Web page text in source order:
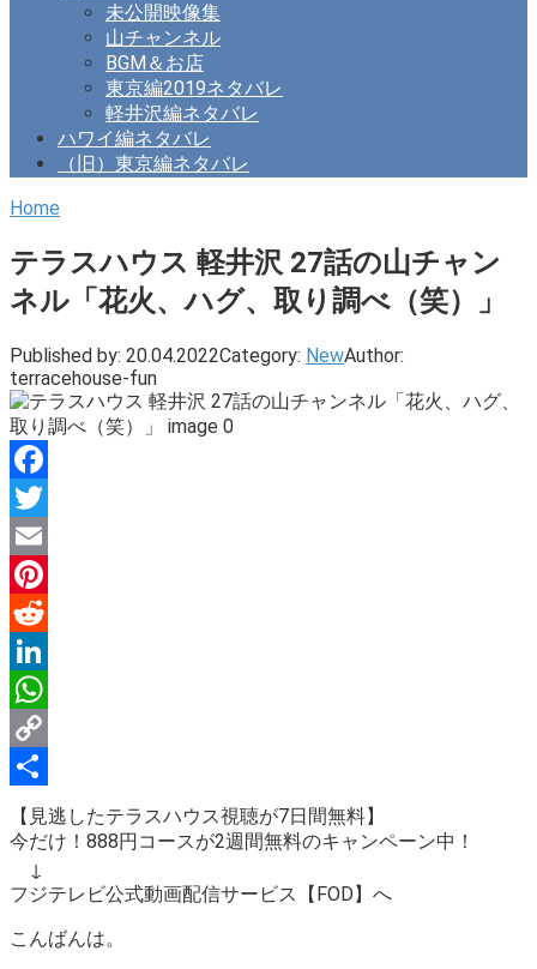
未公開映像集
山チャンネル
BGM＆お店
東京編2019ネタバレ
軽井沢編ネタバレ
ハワイ編ネタバレ
（旧）東京編ネタバレ
Home
テラスハウス 軽井沢 27話の山チャン
ネル「花火、ハグ、取り調べ（笑）」
Published by: 20.04.2022Category: NewAuthor:
terracehouse-fun
Facebook
Twitter
Email
Pinterest
Reddit
LinkedIn
WhatsApp
Copy
Link
Share
【見逃したテラスハウス視聴が7日間無料】
今だけ！888円コースが2週間無料のキャンペーン中！
↓
フジテレビ公式動画配信サービス【FOD】へ
こんばんは。